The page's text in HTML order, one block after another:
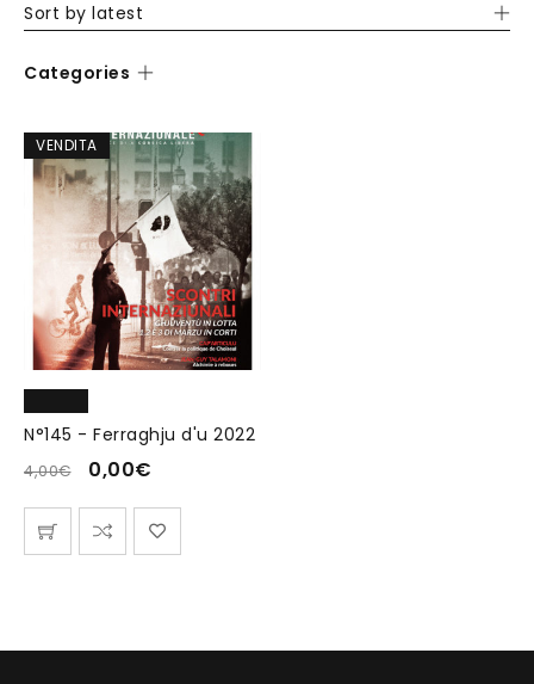
Sort by latest
Categories
VENDITA
N°145 - Ferraghju d'u 2022
4,00€ 0,00€